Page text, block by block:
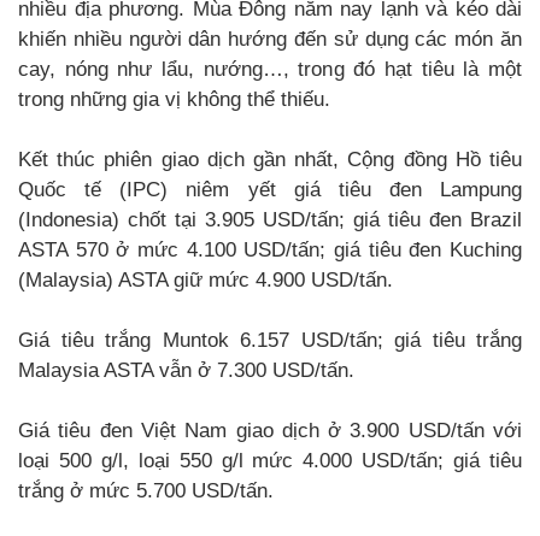
nhiều địa phương. Mùa Đông năm nay lạnh và kéo dài
khiến nhiều người dân hướng đến sử dụng các món ăn
cay, nóng như lẩu, nướng…, trong đó hạt tiêu là một
trong những gia vị không thể thiếu.
Kết thúc phiên giao dịch gần nhất, Cộng đồng Hồ tiêu
Quốc tế (IPC) niêm yết giá tiêu đen Lampung
(Indonesia) chốt tại 3.905 USD/tấn; giá tiêu đen Brazil
ASTA 570 ở mức 4.100 USD/tấn; giá tiêu đen Kuching
(Malaysia) ASTA giữ mức 4.900 USD/tấn.
Giá tiêu trắng Muntok 6.157 USD/tấn; giá tiêu trắng
Malaysia ASTA vẫn ở 7.300 USD/tấn.
Giá tiêu đen Việt Nam giao dịch ở 3.900 USD/tấn với
loại 500 g/l, loại 550 g/l mức 4.000 USD/tấn; giá tiêu
trắng ở mức 5.700 USD/tấn.